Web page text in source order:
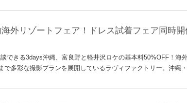
外リゾートフェア！ドレス試着フェア同時開
できる3days沖縄、富良野と軽井沢ロケの基本料50%OFF！海
で多彩な撮影プランを展開しているラヴィファクトリー。沖縄